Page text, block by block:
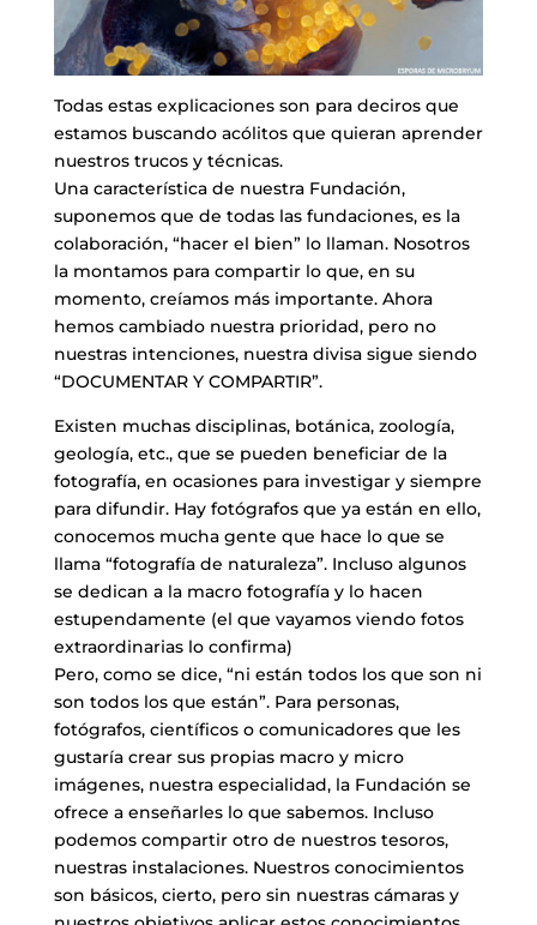
Todas estas explicaciones son para deciros que
estamos buscando acólitos que quieran aprender
nuestros trucos y técnicas.
Una característica de nuestra Fundación,
suponemos que de todas las fundaciones, es la
colaboración, “hacer el bien” lo llaman. Nosotros
la montamos para compartir lo que, en su
momento, creíamos más importante. Ahora
hemos cambiado nuestra prioridad, pero no
nuestras intenciones, nuestra divisa sigue siendo
“DOCUMENTAR Y COMPARTIR”.
Existen muchas disciplinas, botánica, zoología,
geología, etc., que se pueden beneficiar de la
fotografía, en ocasiones para investigar y siempre
para difundir. Hay fotógrafos que ya están en ello,
conocemos mucha gente que hace lo que se
llama “fotografía de naturaleza”. Incluso algunos
se dedican a la macro fotografía y lo hacen
estupendamente (el que vayamos viendo fotos
extraordinarias lo confirma)
Pero, como se dice, “ni están todos los que son ni
son todos los que están”. Para personas,
fotógrafos, científicos o comunicadores que les
gustaría crear sus propias macro y micro
imágenes, nuestra especialidad, la Fundación se
ofrece a enseñarles lo que sabemos. Incluso
podemos compartir otro de nuestros tesoros,
nuestras instalaciones. Nuestros conocimientos
son básicos, cierto, pero sin nuestras cámaras y